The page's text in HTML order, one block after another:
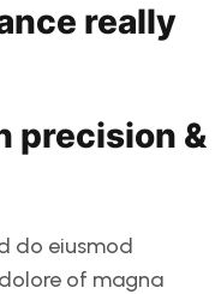
really
precision &
do eiusmod
of magna